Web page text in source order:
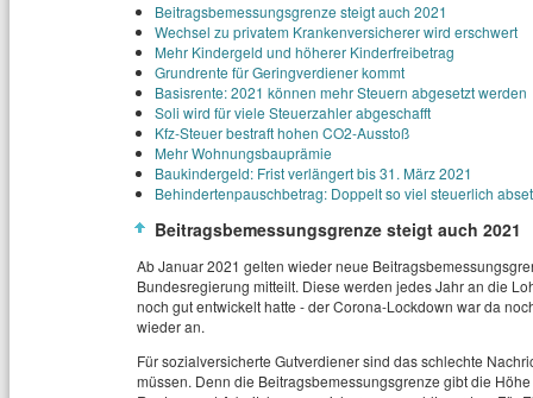
Beitragsbemessungsgrenze steigt auch 2021
Wechsel zu privatem Krankenversicherer wird erschwert
Mehr Kindergeld und höherer Kinderfreibetrag
Grundrente für Geringverdiener kommt
Basisrente: 2021 können mehr Steuern abgesetzt werden
Soli wird für viele Steuerzahler abgeschafft
Kfz-Steuer bestraft hohen CO2-Ausstoß
Mehr Wohnungsbauprämie
Baukindergeld: Frist verlängert bis 31. März 2021
Behindertenpauschbetrag: Doppelt so viel steuerlich
Beitragsbemessungsgrenze steigt auch 2021
Ab Januar 2021 gelten wieder neue
Bundesregierung mitteilt. Diese werden jedes Jahr an die
noch gut entwickelt hatte - der Corona-Lockdown war da
wieder an.
Für sozialversicherte Gutverdiener sind das schlechte
müssen. Denn die Beitragsbemessungsgrenze gibt die